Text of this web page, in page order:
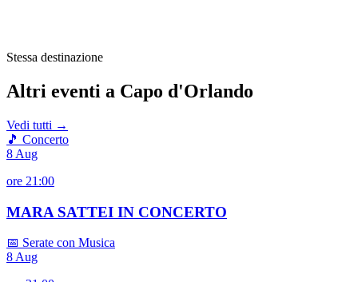
Stessa destinazione
Altri eventi a Capo d'Orlando
Vedi tutti →
🎵 Concerto
8 Aug
ore 21:00
MARA SATTEI IN CONCERTO
📅 Serate con Musica
8Aug